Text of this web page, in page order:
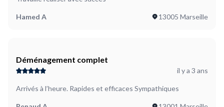
Hamed A 13005 Marseille
Déménagement complet
il y a 3 ans
Arrivés à l’heure. Rapides et efficaces Sympathiques